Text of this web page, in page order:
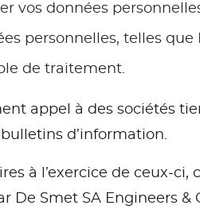
vos données
personnelles, telles que
de traitement.
appel à des sociétés
d’information.
à l’exercice de ceux-ci,
Smet SA Engineers &